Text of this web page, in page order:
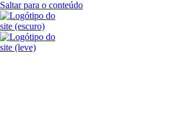
Saltar para o conteúdo